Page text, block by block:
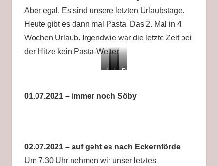
Aber egal. Es sind unsere letzten Urlaubstage.
Heute gibt es dann mal Pasta. Das 2. Mal in 4
Wochen Urlaub. Irgendwie war die letzte Zeit bei
der Hitze kein Pasta-Wetter
Leuchtturm
Aerö
Leuchtturmeingang
nur
steile
nach
Blick
Söby
01.07.2021 – immer noch Söby
02.07.2021 – auf geht es nach Eckernförde
Um 7.30 Uhr nehmen wir unser letztes